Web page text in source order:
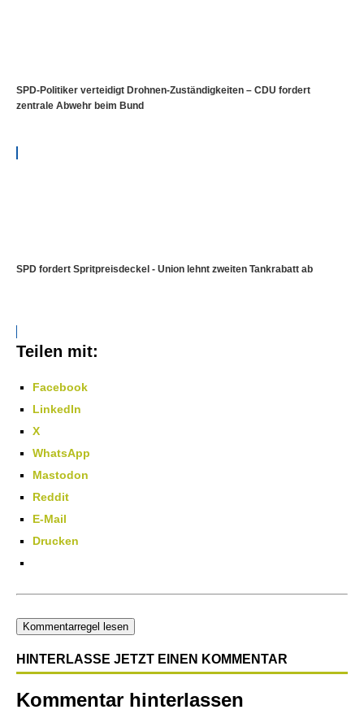
SPD-Politiker verteidigt Drohnen-Zuständigkeiten – CDU fordert
zentrale Abwehr beim Bund
SPD fordert Spritpreisdeckel - Union lehnt zweiten Tankrabatt ab
Teilen mit:
Facebook
LinkedIn
X
WhatsApp
Mastodon
Reddit
E-Mail
Drucken
Kommentarregel lesen
HINTERLASSE JETZT EINEN KOMMENTAR
Kommentar hinterlassen